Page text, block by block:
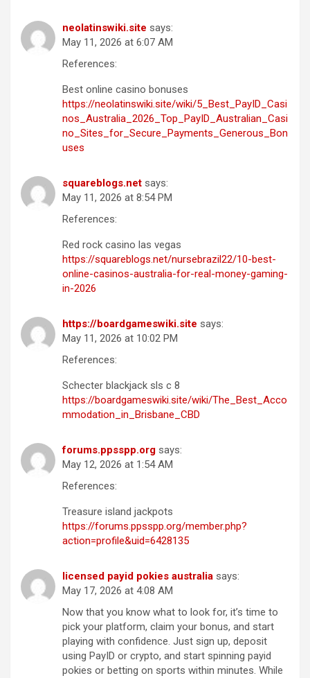
neolatinswiki.site says:
May 11, 2026 at 6:07 AM
References:
Best online casino bonuses
https://neolatinswiki.site/wiki/5_Best_PayID_Casi
nos_Australia_2026_Top_PayID_Australian_Casi
no_Sites_for_Secure_Payments_Generous_Bon
uses
squareblogs.net says:
May 11, 2026 at 8:54 PM
References:
Red rock casino las vegas
https://squareblogs.net/nursebrazil22/10-best-
online-casinos-australia-for-real-money-gaming-
in-2026
https://boardgameswiki.site says:
May 11, 2026 at 10:02 PM
References:
Schecter blackjack sls c 8
https://boardgameswiki.site/wiki/The_Best_Acco
mmodation_in_Brisbane_CBD
forums.ppsspp.org says:
May 12, 2026 at 1:54 AM
References:
Treasure island jackpots
https://forums.ppsspp.org/member.php?
action=profile&uid=6428135
licensed payid pokies australia says:
May 17, 2026 at 4:08 AM
Now that you know what to look for, it’s time to
pick your platform, claim your bonus, and start
playing with confidence. Just sign up, deposit
using PayID or crypto, and start spinning payid
pokies or betting on sports within minutes. While